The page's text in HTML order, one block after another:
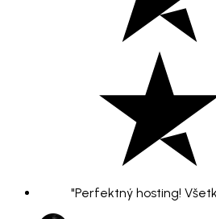
"Perfektný hosting!